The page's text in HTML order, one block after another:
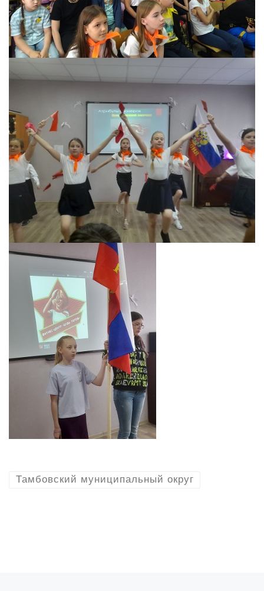
Тамбовский муниципальный округ